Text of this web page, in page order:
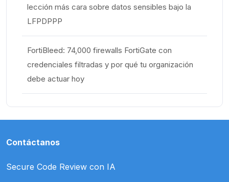
lección más cara sobre datos sensibles bajo la
LFPDPPP
FortiBleed: 74,000 firewalls FortiGate con
credenciales filtradas y por qué tu organización
debe actuar hoy
Contáctanos
Secure Code Review con IA